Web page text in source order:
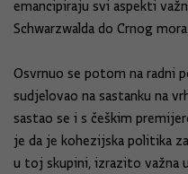
emancipiraju svi aspekti
Schwarzwalda do Crnog mora.
Osvrnuo se potom na radni
sudjelovao na sastanku na
sastao se i s češkim
je da je kohezijska politika
u toj skupini, izrazito važna